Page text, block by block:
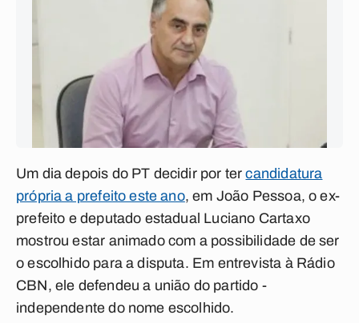
Um dia depois do PT decidir por tercandidatura
própria a prefeito este ano, em João Pessoa, o ex-
prefeito e deputado estadual Luciano Cartaxo
mostrou estar animado com a possibilidade de ser
o escolhido para a disputa. Em entrevista à Rádio
CBN, ele defendeu a união do partido -
independente do nome escolhido.